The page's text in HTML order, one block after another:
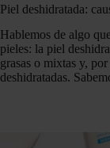
Piel deshidratada:
Hablemos de algo
pieles: la piel
grasas o mixtas y,
deshidratadas.